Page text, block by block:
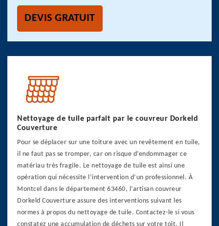
DEVIS GRATUIT
Nettoyage de tuile parfait par le couvreur Dorkeld
Couverture
Pour se déplacer sur une toiture avec un revêtement en tuile,
il ne faut pas se tromper, car on risque d’endommager ce
matériau très fragile. Le nettoyage de tuile est ainsi une
opération qui nécessite l’intervention d’un professionnel. À
Montcel dans le département 63460, l’artisan couvreur
Dorkeld Couverture assure des interventions suivant les
normes à propos du nettoyage de tuile. Contactez-le si vous
constatez une accumulation de déchets sur votre toit. Il